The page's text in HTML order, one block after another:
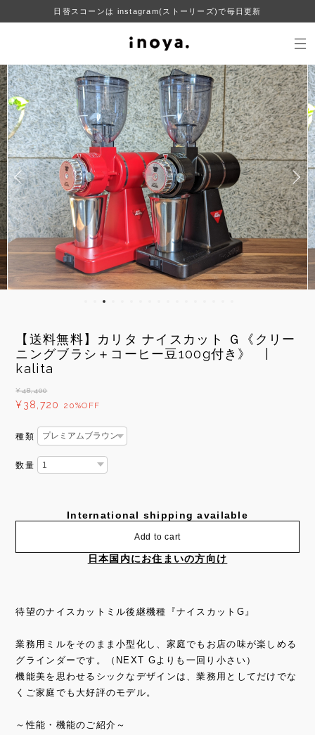
日替スコーンは instagram(ストーリーズ)で毎日更新
【送料無料】カリタ ナイスカット Ｇ《クリー
ニングブラシ＋コーヒー豆100g付き》 |
kalita
¥48,400
¥38,720 20%OFF
種類
数量
International shipping available
Add to cart
日本国内にお住まいの方向け
待望のナイスカットミル後継機種『ナイスカットG』
業務用ミルをそのまま小型化し、家庭でもお店の味が楽しめる
グラインダーです。（NEXT Gよりも一回り小さい）
機能美を思わせるシックなデザインは、業務用としてだけでな
くご家庭でも大好評のモデル。
～性能・機能のご紹介～